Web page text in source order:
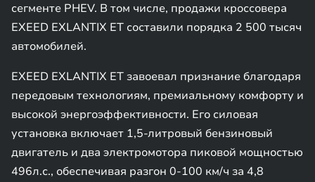
сегменте PHEV. В том числе, продажи кроссовера
EXEED EXLANTIX ET составили порядка 2 500 тысяч
автомобилей.
EXEED EXLANTIX ET завоевал признание благодаря
передовым технологиям, премиальному комфорту и
высокой энергоэффективности. Его силовая
установка включает 1,5-литровый бензиновый
двигатель и два электромотора пиковой мощностью
496л.с., обеспечивая разгон 0-100 км/ч за 4,8